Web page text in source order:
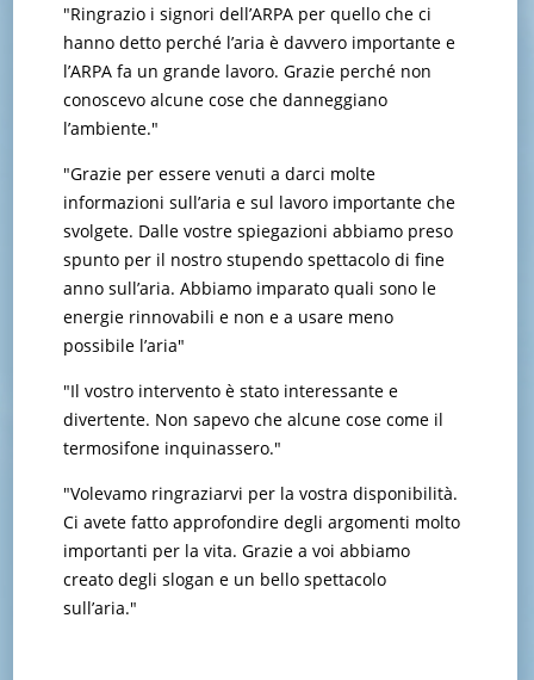
"Ringrazio i signori dell’ARPA per quello che ci
hanno detto perché l’aria è davvero importante e
l’ARPA fa un grande lavoro. Grazie perché non
conoscevo alcune cose che danneggiano
l’ambiente."
"Grazie per essere venuti a darci molte
informazioni sull’aria e sul lavoro importante che
svolgete. Dalle vostre spiegazioni abbiamo preso
spunto per il nostro stupendo spettacolo di fine
anno sull’aria. Abbiamo imparato quali sono le
energie rinnovabili e non e a usare meno
possibile l’aria"
"Il vostro intervento è stato interessante e
divertente. Non sapevo che alcune cose come il
termosifone inquinassero."
"Volevamo ringraziarvi per la vostra disponibilità.
Ci avete fatto approfondire degli argomenti molto
importanti per la vita. Grazie a voi abbiamo
creato degli slogan e un bello spettacolo
sull’aria."